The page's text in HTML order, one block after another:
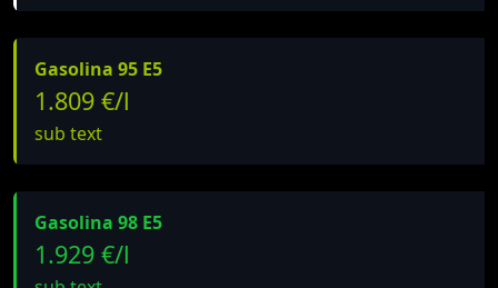
Gasolina 95 E5
1.809 €/l
sub text
Gasolina 98 E5
1.929 €/l